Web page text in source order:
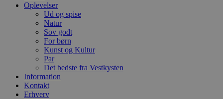
Oplevelser
Ud og spise
Natur
Sov godt
For børn
Kunst og Kultur
Par
Det bedste fra Vestkysten
Information
Kontakt
Erhverv